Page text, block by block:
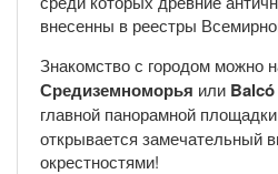
внесенны в реестры
Знакомство с городом можно
Средиземноморья или
главной панорамной площадки
открывается замечательный
окрестностями!